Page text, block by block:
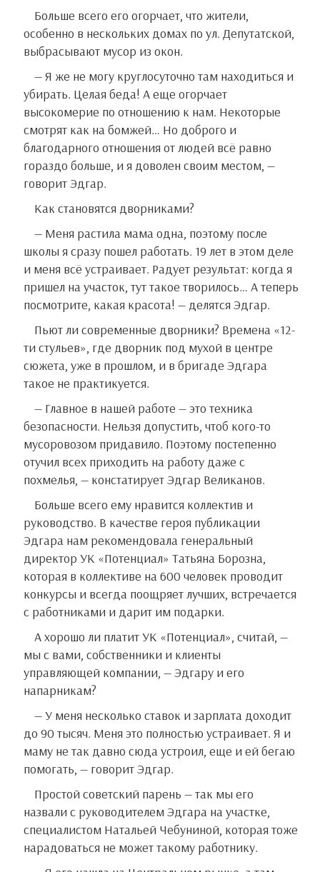
Больше всего его огорчает, что жители,
особенно в нескольких домах по ул. Депутатской,
выбрасывают мусор из окон.
— Я же не могу круглосуточно там находиться и
убирать. Целая беда! А еще огорчает
высокомерие по отношению к нам. Некоторые
смотрят как на бомжей… Но доброго и
благодарного отношения от людей всё равно
гораздо больше, и я доволен своим местом, —
говорит Эдгар.
Как становятся дворниками?
— Меня растила мама одна, поэтому после
школы я сразу пошел работать. 19 лет в этом деле
и меня всё устраивает. Радует результат: когда я
пришел на участок, тут такое творилось… А теперь
посмотрите, какая красота! — делятся Эдгар.
Пьют ли современные дворники? Времена «12-
ти стульев», где дворник под мухой в центре
сюжета, уже в прошлом, и в бригаде Эдгара
такое не практикуется.
— Главное в нашей работе — это техника
безопасности. Нельзя допустить, чтоб кого-то
мусоровозом придавило. Поэтому постепенно
отучил всех приходить на работу даже с
похмелья, — констатирует Эдгар Великанов.
Больше всего ему нравится коллектив и
руководство. В качестве героя публикации
Эдгара нам рекомендовала генеральный
директор УК «Потенциал» Татьяна Борозна,
которая в коллективе на 600 человек проводит
конкурсы и всегда поощряет лучших, встречается
с работниками и дарит им подарки.
А хорошо ли платит УК «Потенциал», считай, —
мы с вами, собственники и клиенты
управляющей компании, — Эдгару и его
напарникам?
— У меня несколько ставок и зарплата доходит
до 90 тысяч. Меня это полностью устраивает. Я и
маму не так давно сюда устроил, еще и ей бегаю
помогать, — говорит Эдгар.
Простой советский парень — так мы его
назвали с руководителем Эдгара на участке,
специалистом Натальей Чебуниной, которая тоже
нарадоваться не может такому работнику.